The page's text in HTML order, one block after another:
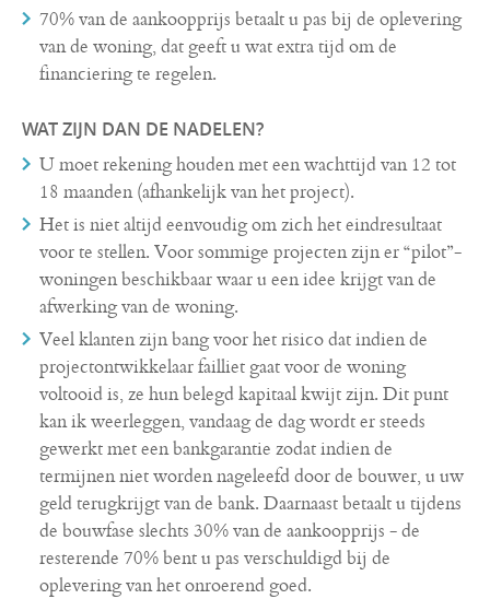
70% van de aankoopprijs betaalt u pas bij de oplevering
van de woning, dat geeft u wat extra tijd om de
financiering te regelen.
WAT ZIJN DAN DE NADELEN?
U moet rekening houden met een wachttijd van 12 tot
18 maanden (afhankelijk van het project).
Het is niet altijd eenvoudig om zich het eindresultaat
voor te stellen. Voor sommige projecten zijn er “pilot”-
woningen beschikbaar waar u een idee krijgt van de
afwerking van de woning.
Veel klanten zijn bang voor het risico dat indien de
projectontwikkelaar failliet gaat voor de woning
voltooid is, ze hun belegd kapitaal kwijt zijn. Dit punt
kan ik weerleggen, vandaag de dag wordt er steeds
gewerkt met een bankgarantie zodat indien de
termijnen niet worden nageleefd door de bouwer, u uw
geld terugkrijgt van de bank. Daarnaast betaalt u tijdens
de bouwfase slechts 30% van de aankoopprijs - de
resterende 70% bent u pas verschuldigd bij de
oplevering van het onroerend goed.